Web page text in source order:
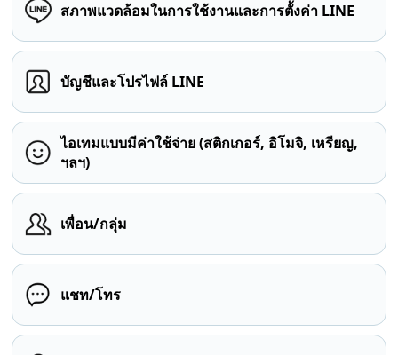
สภาพแวดล้อมในการใช้งานและการตั้งค่า LINE
บัญชีและโปรไฟล์ LINE
ไอเทมแบบมีค่าใช้จ่าย (สติกเกอร์, อิโมจิ, เหรียญ,
ฯลฯ)
เพื่อน/กลุ่ม
แชท/โทร